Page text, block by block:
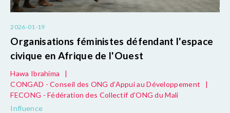
2026-01-19
Organisations féministes défendant l'espace
civique en Afrique de l'Ouest
Hawa Ibrahima
|
CONGAD - Conseil des ONG d’Appui au Développement
|
FECONG - Fédération des Collectif d’ONG du Mali
Influence